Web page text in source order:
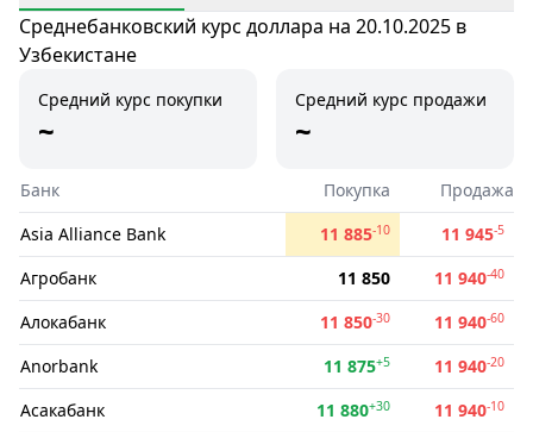
Среднебанковский курс доллара на 20.10.2025 в
Узбекистане
Средний курс покупки
~
Средний курс продажи
~
Банк Покупка
Продажа
Asia Alliance Bank
11 885-10 11 945-5
Агробанк 11 850 11 940-40
Алокабанк 11 850-30 11 940-60
Anorbank 11 875+5 11 940-20
Асакабанк 11 880+30 11 940-10